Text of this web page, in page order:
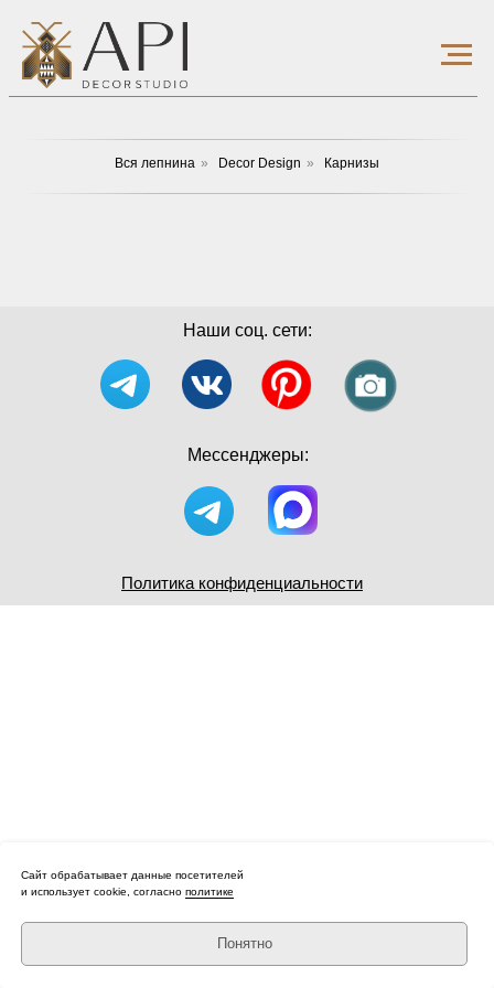
Вся лепнина » Decor Design » Карнизы
Сайт обрабатывает данные посетителей
и использует cookie, согласно политике
Понятно
Наши соц. сети:
Мессенджеры:
Политика конфиденциальности